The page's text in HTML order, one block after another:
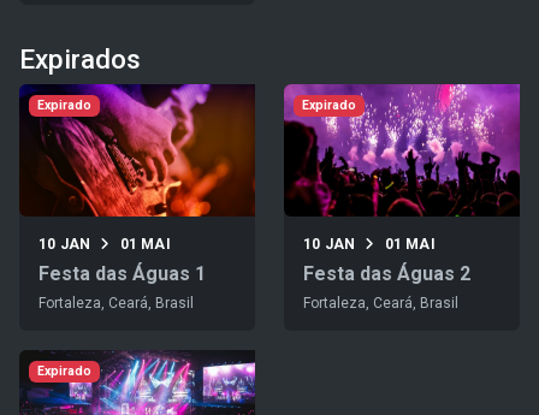
Expirados
10 JAN 01 MAI
Festa das Águas 1
Fortaleza, Ceará, Brasil
Expirado
10 JAN 01 MAI
Festa das Águas 2
Fortaleza, Ceará, Brasil
Expirado
Expirado